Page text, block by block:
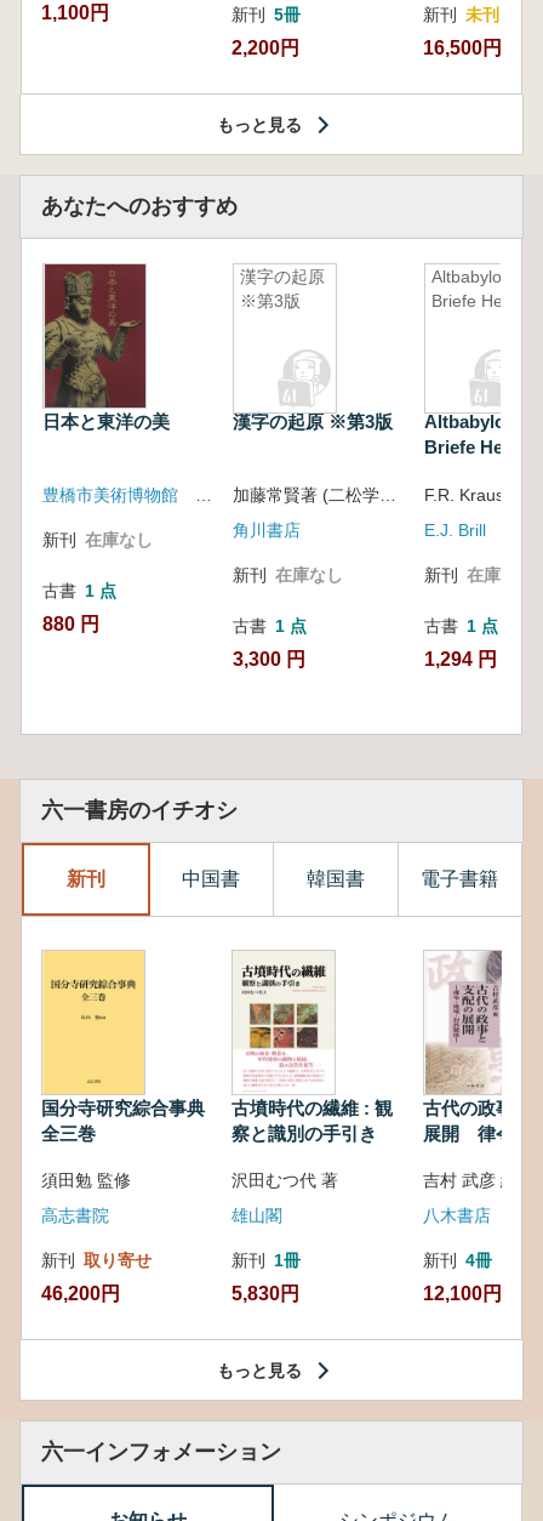
1,100円 新刊 5冊
2,200円
新刊 未刊
16,500円
もっと見る
あなたへのおすすめ
日本と東洋の美
新刊 在庫なし
古書 1 点
880 円
漢字の起原
※第3版
漢字の起原 ※第3版
角川書店
新刊 在庫なし
古書 1 点
3,300 円
Briefe Heft IV
Briefe Heft IV
F.R. Kraus
E.J. Brill
新刊 在庫なし
古書 1 点
1,294 円
六一書房のイチオシ
新刊 中国書 韓国書 電子書籍
国分寺研究綜合事典
全三巻
須田勉 監修
高志書院
新刊 取り寄せ
46,200円
古墳時代の繊維 : 観
察と識別の手引き
沢田むつ代 著
雄山閣
新刊 1冊
5,830円
古代の政事と
展開 律令・
吉村 武彦 編集
八木書店
新刊 4冊
12,100円
もっと見る
六一インフォメーション